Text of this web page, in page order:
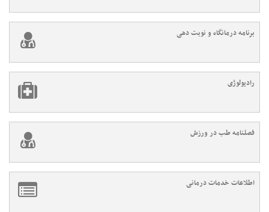
برنامه درمانگاه و نوبت دهی
رادیولوژی
فصلنامه طب در ورزش
اطلاعات خدمات درمانی